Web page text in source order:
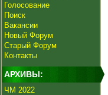
Голосование
Поиск
Вакансии
Новый Форум
Старый Форум
Контакты
АРХИВЫ:
ЧМ 2022